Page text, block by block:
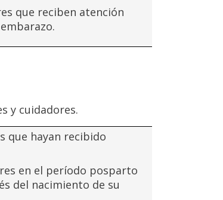
que reciben atención
y cuidadores.
que hayan recibido
en el período posparto
del nacimiento de su